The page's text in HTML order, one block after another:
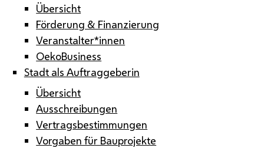
Übersicht
Förderung & Finanzierung
Veranstalter*innen
OekoBusiness
Stadt als Auftraggeberin
Übersicht
Ausschreibungen
Vertragsbestimmungen
Vorgaben für Bauprojekte